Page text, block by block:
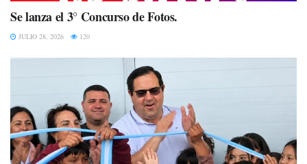
Se lanza el 3° Concurso de Fotos.
JULIO 28, 2026 120